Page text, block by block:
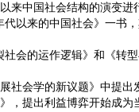
来中国社会结构的演变进
来的中国社会》一书，
的运作逻辑》和《转
会学的新议题》中提出
，提出利益博弈开始成